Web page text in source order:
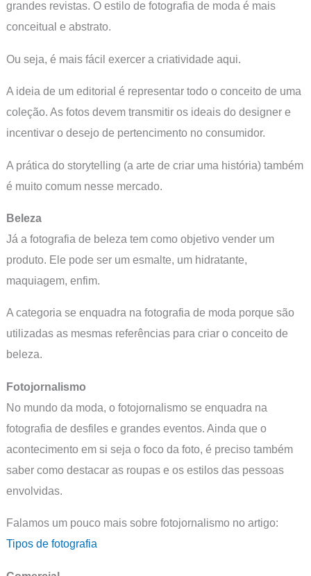
grandes revistas. O estilo de fotografia de moda é mais
conceitual e abstrato.
Ou seja, é mais fácil exercer a criatividade aqui.
A ideia de um editorial é representar todo o conceito de uma
coleção. As fotos devem transmitir os ideais do designer e
incentivar o desejo de pertencimento no consumidor.
A prática do storytelling (a arte de criar uma história) também
é muito comum nesse mercado.
Beleza
Já a fotografia de beleza tem como objetivo vender um
produto. Ele pode ser um esmalte, um hidratante,
maquiagem, enfim.
A categoria se enquadra na fotografia de moda porque são
utilizadas as mesmas referências para criar o conceito de
beleza.
Fotojornalismo
No mundo da moda, o fotojornalismo se enquadra na
fotografia de desfiles e grandes eventos. Ainda que o
acontecimento em si seja o foco da foto, é preciso também
saber como destacar as roupas e os estilos das pessoas
envolvidas.
Falamos um pouco mais sobre fotojornalismo no artigo:
Tipos de fotografia